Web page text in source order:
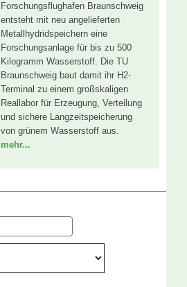
Forschungsflughafen Braunschweig
entsteht mit neu angelieferten
Metallhydridspeichern eine
Forschungsanlage für bis zu 500
Kilogramm Wasserstoff. Die TU
Braunschweig baut damit ihr H2-
Terminal zu einem großskaligen
Reallabor für Erzeugung, Verteilung
und sichere Langzeitspeicherung
von grünem Wasserstoff aus.
mehr...